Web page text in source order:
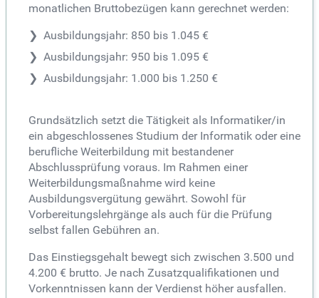
monatlichen Bruttobezügen kann gerechnet werden:
Ausbildungsjahr: 850 bis 1.045 €
Ausbildungsjahr: 950 bis 1.095 €
Ausbildungsjahr: 1.000 bis 1.250 €
Grundsätzlich setzt die Tätigkeit als Informatiker/in
ein abgeschlossenes Studium der Informatik oder eine
berufliche Weiterbildung mit bestandener
Abschlussprüfung voraus. Im Rahmen einer
Weiterbildungsmaßnahme wird keine
Ausbildungsvergütung gewährt. Sowohl für
Vorbereitungslehrgänge als auch für die Prüfung
selbst fallen Gebühren an.
Das Einstiegsgehalt bewegt sich zwischen 3.500 und
4.200 € brutto. Je nach Zusatzqualifikationen und
Vorkenntnissen kann der Verdienst höher ausfallen.